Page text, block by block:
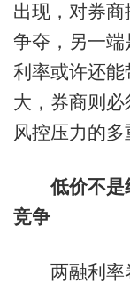
出现，对券
争夺，另一
利率或许还
大，券商则
风控压力的多
低价不是
竞争
两融利率卷